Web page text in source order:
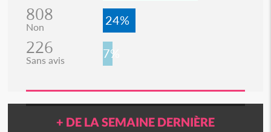
808
Non 24%
226
Sans avis 7%
+ DE LA SEMAINE DERNIÈRE